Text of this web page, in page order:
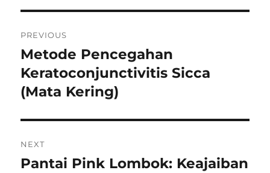
pos
PREVIOUS
Previous
post:
Metode Pencegahan
Keratoconjunctivitis Sicca
(Mata Kering)
NEXT
Next
Pantai Pink Lombok: Keajaiban